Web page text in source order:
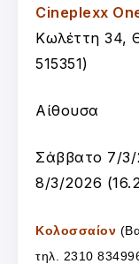
Cineplexx
Κωλέττη 34,
515351)
Αίθουσα
Σάββατο 7/3/
8/3/2026
Κολοσσαίον
τηλ. 2310